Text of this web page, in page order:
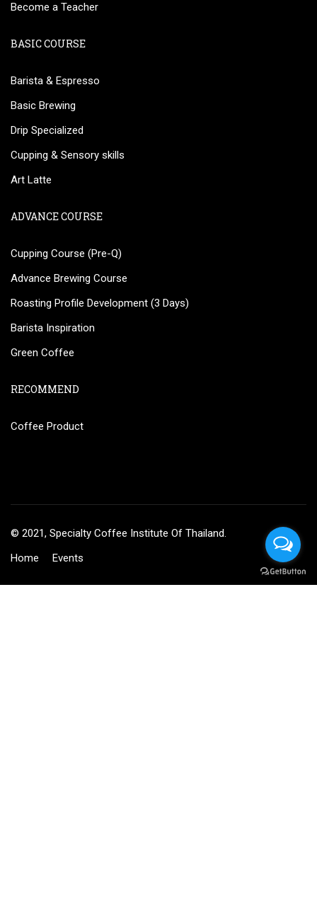
Become a Teacher
BASIC COURSE
Barista & Espresso
Basic Brewing
Drip Specialized
Cupping & Sensory skills
Art Latte
ADVANCE COURSE
Cupping Course (Pre-Q)
Advance Brewing Course
Roasting Profile Development (3 Days)
Barista Inspiration
Green Coffee
RECOMMEND
Coffee Product
© 2021, Specialty Coffee Institute Of Thailand.
Home
Events